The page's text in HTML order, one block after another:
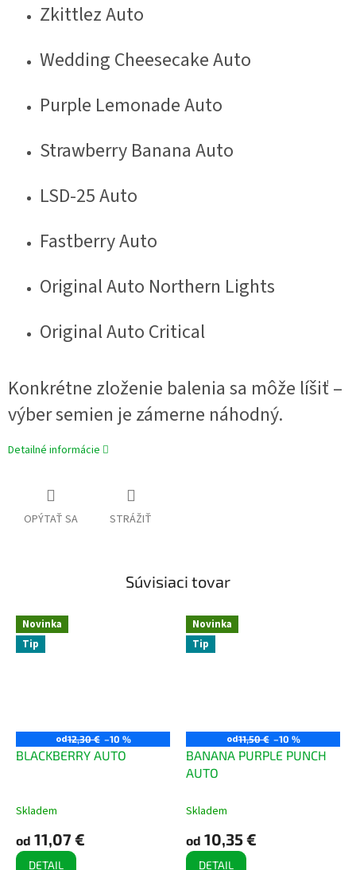
Zkittlez Auto
Wedding Cheesecake Auto
Purple Lemonade Auto
Strawberry Banana Auto
LSD-25 Auto
Fastberry Auto
Original Auto Northern Lights
Original Auto Critical
Konkrétne zloženie balenia sa môže líšiť –
výber semien je zámerne náhodný.
Detailné informácie
OPÝTAŤ SA STRÁŽIŤ
Súvisiaci tovar
Novinka
Tip
od12,30 € –10 %
BLACKBERRY AUTO
Skladem
od 11,07 €
DETAIL
Novinka
Tip
od11,50 € –10 %
BANANA PURPLE PUNCH
AUTO
Skladem
od 10,35 €
DETAIL